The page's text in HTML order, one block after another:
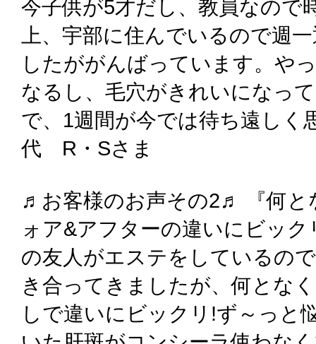
今子供が5才だし、教員なので
上、宇部に住んでいるので週
したががんばっています。や
なるし、毛穴がきれいになっ
で、1週間が今では待ち遠し
代 R・Sさま
♬お客様のお声その2♬ 『何と
ォア&アフターの違いにビッ
の友人がエステをしているの
き合ってきましたが、何とな
しで違いにビックリ!ず～っと